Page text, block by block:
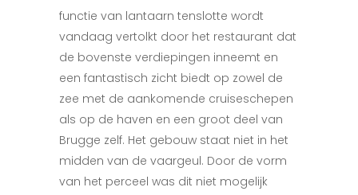
functie van lantaarn tenslotte wordt
vandaag vertolkt door het restaurant dat
de bovenste verdiepingen inneemt en
een fantastisch zicht biedt op zowel de
zee met de aankomende cruiseschepen
als op de haven en een groot deel van
Brugge zelf. Het gebouw staat niet in het
midden van de vaargeul. Door de vorm
van het perceel was dit niet mogelijk